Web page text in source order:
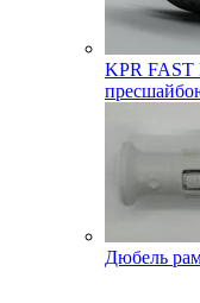
KPR FAST
Дюбель